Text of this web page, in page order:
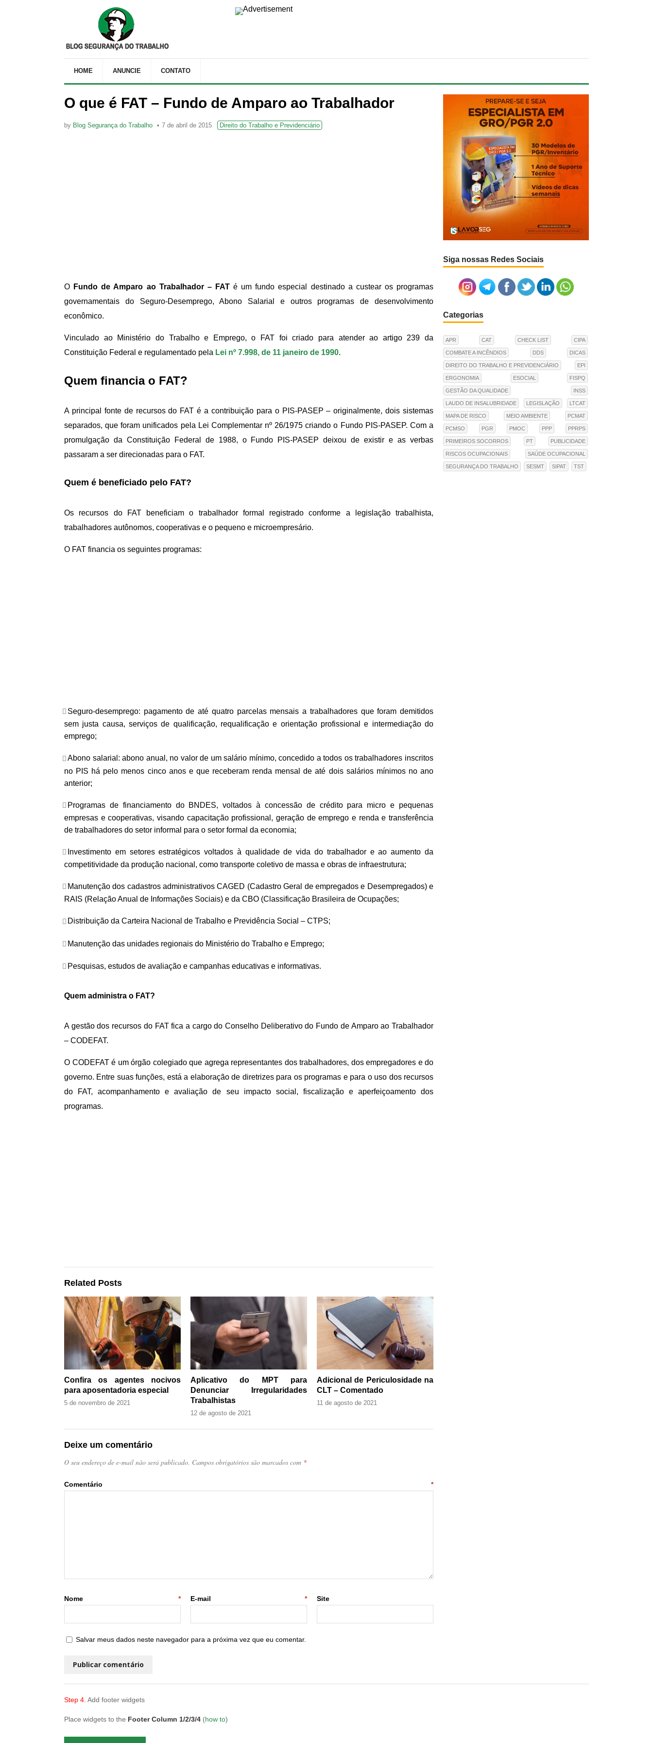
HOME ANUNCIE CONTATO
O que é FAT – Fundo de Amparo ao Trabalhador
by Blog Segurança do Trabalho 7 de abril de 2015 Direito do Trabalho e Previdenciário
O Fundo de Amparo ao Trabalhador – FATé um fundo especial destinado a custear os programas
governamentais do Seguro-Desemprego, Abono Salarial e outros programas de desenvolvimento
econômico.
Vinculado ao Ministério do Trabalho e Emprego, o FAT foi criado para atender ao artigo 239 da
Constituição Federal e regulamentado pela Lei nº 7.998, de 11 janeiro de 1990.
Quem financia o FAT?
A principal fonte de recursos do FAT é a contribuição para o PIS-PASEP – originalmente, dois sistemas
separados, que foram unificados pela Lei Complementar nº 26/1975 criando o Fundo PIS-PASEP. Com a
promulgação da Constituição Federal de 1988, o Fundo PIS-PASEP deixou de existir e as verbas
passaram a ser direcionadas para o FAT.
Quem é beneficiado pelo FAT?
Os recursos do FAT beneficiam o trabalhador formal registrado conforme a legislação trabalhista,
trabalhadores autônomos, cooperativas e o pequeno e microempresário.
O FAT financia os seguintes programas:
Seguro-desemprego: pagamento de até quatro parcelas mensais a trabalhadores que foram demitidos
sem justa causa, serviços de qualificação, requalificação e orientação profissional e intermediação do
emprego;
Abono salarial: abono anual, no valor de um salário mínimo, concedido a todos os trabalhadores inscritos
no PIS há pelo menos cinco anos e que receberam renda mensal de até dois salários mínimos no ano
anterior;
Programas de financiamento do BNDES, voltados à concessão de crédito para micro e pequenas
empresas e cooperativas, visando capacitação profissional, geração de emprego e renda e transferência
de trabalhadores do setor informal para o setor formal da economia;
Investimento em setores estratégicos voltados à qualidade de vida do trabalhador e ao aumento da
competitividade da produção nacional, como transporte coletivo de massa e obras de infraestrutura;
Manutenção dos cadastros administrativos CAGED (Cadastro Geral de empregados e Desempregados) e
RAIS (Relação Anual de Informações Sociais) e da CBO (Classificação Brasileira de Ocupações;
Distribuição da Carteira Nacional de Trabalho e Previdência Social – CTPS;
Manutenção das unidades regionais do Ministério do Trabalho e Emprego;
Pesquisas, estudos de avaliação e campanhas educativas e informativas.
Quem administra o FAT?
A gestão dos recursos do FAT fica a cargo do Conselho Deliberativo do Fundo de Amparo ao Trabalhador
– CODEFAT.
O CODEFAT é um órgão colegiado que agrega representantes dos trabalhadores, dos empregadores e do
governo. Entre suas funções, está a elaboração de diretrizes para os programas e para o uso dos recursos
do FAT, acompanhamento e avaliação de seu impacto social, fiscalização e aperfeiçoamento dos
programas.
Related Posts
Confira os agentes nocivos
para aposentadoria especial
5 de novembro de 2021
Aplicativo do MPT para
Denunciar Irregularidades
Trabalhistas
12 de agosto de 2021
Adicional de Periculosidade na
CLT – Comentado
11 de agosto de 2021
Deixe um comentário
O seu endereço de e-mail não será publicado. Campos obrigatórios são marcados com *
Comentário *
Nome * E-mail * Site
Salvar meus dados neste navegador para a próxima vez que eu comentar.
Siga nossas Redes Sociais
Categorias
APR CAT CHECK LIST CIPA
COMBATE A INCÊNDIOS DDS DICAS
DIREITO DO TRABALHO E PREVIDENCIÁRIO EPI
ERGONOMIA ESOCIAL FISPQ
GESTÃO DA QUALIDADE INSS
LAUDO DE INSALUBRIDADE LEGISLAÇÃO LTCAT
MAPA DE RISCO MEIO AMBIENTE PCMAT
PCMSO PGR PMOC PPP PPRPS
PRIMEIROS SOCORROS PT PUBLICIDADE
RISCOS OCUPACIONAIS SAÚDE OCUPACIONAL
SEGURANÇA DO TRABALHO SESMT SIPAT TST
Step 4. Add footer widgets
Place widgets to the Footer Column 1/2/3/4 (how to)